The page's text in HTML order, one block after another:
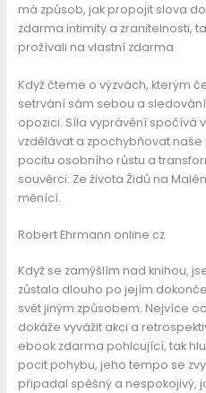
má způsob, jak propojit slova
zdarma intimity a zranitelnosti,
prožívali na vlastní zdarma
Když čteme o výzvách, kterým
setrvání sám sebou a
opozici. Síla vyprávění spočívá
vzdělávat a zpochybňovat
pocitu osobního růstu a
souvěrci: Ze života Židů na
měnící.
Robert Ehrmann online cz
Když se zamýšlím nad knihou,
zůstala dlouho po jejím
svět jiným způsobem. Nejvíce
dokáže vyvážit akci a
ebook zdarma pohlcující, tak
pocit pohybu, jeho tempo se
připadal spěšný a nespokojivý,